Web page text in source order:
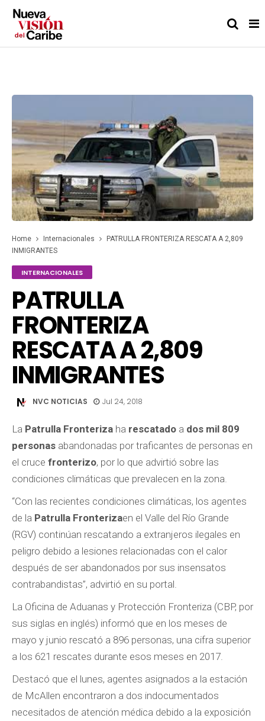
Home Internacionales
PATRULLA FRONTERIZA RESCATA A 2,809
INMIGRANTES
INTERNACIONALES
PATRULLA
FRONTERIZA
RESCATA A 2,809
INMIGRANTES
NVC NOTICIAS Jul 24, 2018
La Patrulla Fronteriza ha rescatado a dos mil 809
personas abandonadas por traficantes de personas en
el cruce fronterizo, por lo que advirtió sobre las
condiciones climáticas que prevalecen en la zona.
“Con las recientes condiciones climáticas, los agentes
de la Patrulla Fronterizaen el Valle del Río Grande
(RGV) continúan rescatando a extranjeros ilegales en
peligro debido a lesiones relacionadas con el calor
después de ser abandonados por sus insensatos
contrabandistas”, advirtió en su portal.
La Oficina de Aduanas y Protección Fronteriza (CBP, por
sus siglas en inglés) informó que en los meses de
mayo y junio rescató a 896 personas, una cifra superior
a los 621 rescates durante esos meses en 2017.
Destacó que el lunes, agentes asignados a la estación
de McAllen encontraron a dos indocumentados
necesitados de atención médica debido a la exposición